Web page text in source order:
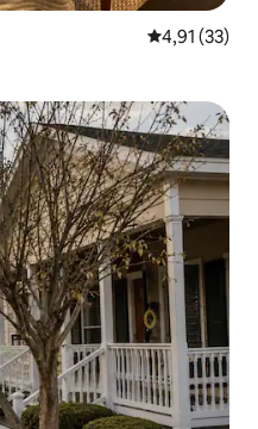
Gemiddelde
4,91 (33)